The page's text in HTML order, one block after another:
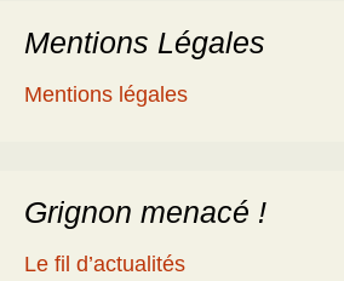
articles
Mentions Légales
Mentions légales
Grignon menacé !
Le fil d’actualités